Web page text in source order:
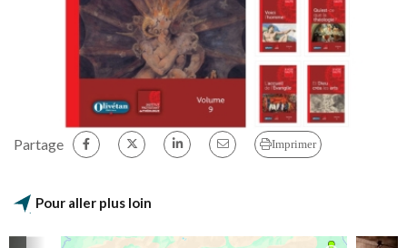
Partage Imprimer
Pour aller plus loin